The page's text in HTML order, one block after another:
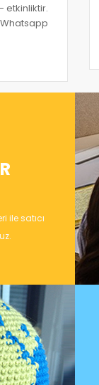
etkinliktir.
Whatsapp
ile satıcı